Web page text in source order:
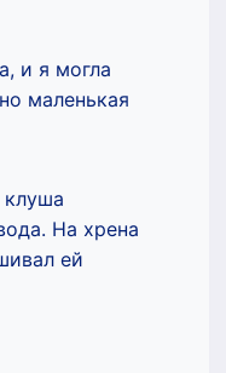
и я могла
маленькая
На хрена
ей